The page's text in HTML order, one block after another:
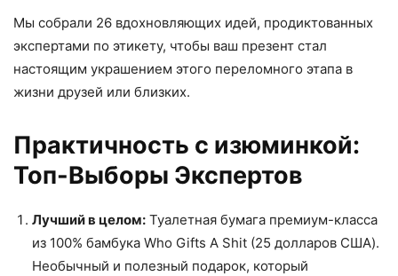
Мы собрали 26 вдохновляющих идей, продиктованных
экспертами по этикету, чтобы ваш презент стал
настоящим украшением этого переломного этапа в
жизни друзей или близких.
Практичность с изюминкой:
Топ-Выборы Экспертов
Лучший в целом: Туалетная бумага премиум-класса
из 100% бамбука Who Gifts A Shit (25 долларов США).
Необычный и полезный подарок, который